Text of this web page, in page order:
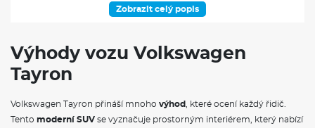
VÝBAVA NAD RÁMEC VÝBAVOVÉHO STUPNĚ
Tažné zařízení včetně Trailer Assist: elektricky sklopné, včetně
asistentu pro couvání s přívěsem Trailer Assist, svislé zatížení:
100 kg, zatížení s nosičem kol: 75 kg
Sedmimístné provedení: 2 sedadla ve 3. řadě sedadel,
dětských sedaček pomocí ISOFIX
18" kola z lehké slitiny Napoli: 7.5J x 18, rozměry pneumatik
Zobrazit celý popis
Výhody vozu Volkswagen
Tayron
Volkswagen Tayron přináší mnoho výhod
, které ocení každý řidič.
Tento moderní SUV se vyznačuje prostorným interiérem, který nabízí